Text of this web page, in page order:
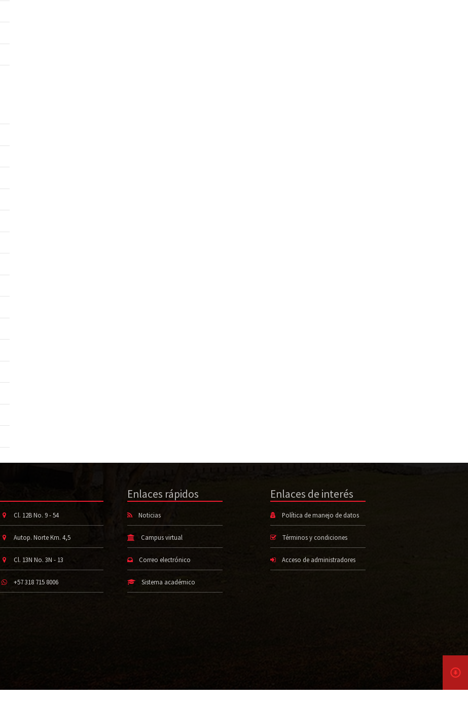
Cl. 12B No. 9 - 54
Autop. Norte Km. 4,5
Cl. 13N No. 3N - 13
+57 318 715 8006
Enlaces rápidos
Noticias
Campus virtual
Correo electrónico
Sistema académico
Enlaces de interés
Política de manejo de datos
Términos y condiciones
Acceso de administradores